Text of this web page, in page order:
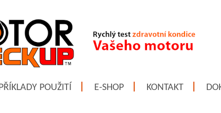
POUŽITÍ E-SHOP KONTAKT